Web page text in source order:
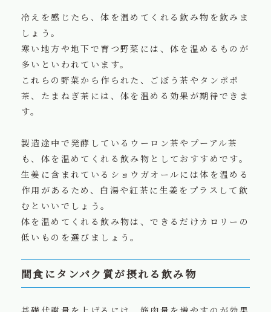
冷えを感じたら、体を温めてくれる飲み物を飲みま
しょう。
寒い地方や地下で育つ野菜には、体を温めるものが
多いといわれています。
これらの野菜から作られた、ごぼう茶やタンポポ
茶、たまねぎ茶には、体を温める効果が期待できま
す。
製造途中で発酵しているウーロン茶やプーアル茶
も、体を温めてくれる飲み物としておすすめです。
生姜に含まれているショウガオールには体を温める
作用があるため、白湯や紅茶に生姜をプラスして飲
むといいでしょう。
体を温めてくれる飲み物は、できるだけカロリーの
低いものを選びましょう。
間食にタンパク質が摂れる飲み物